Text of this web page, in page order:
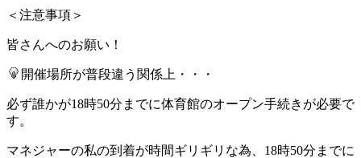
＜注意事項＞
皆さんへのお願い！
開催場所が普段違う関係上・・・
必ず誰かが18時50分までに体育館のオープン手続きが必要で
す。
マネジャーの私の到着が時間ギリギリな為、18時50分までに